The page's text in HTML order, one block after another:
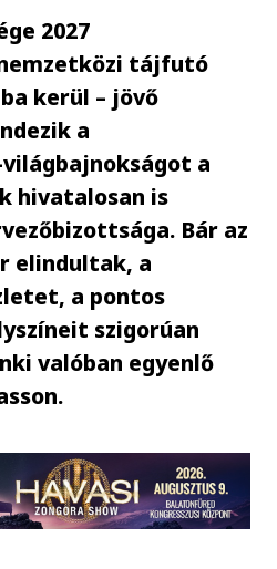
2027
tájfutó
kerül – jövő
a
a
hivatalosan is
Bár az
elindultak, a
a pontos
szigorúan
valóban egyenlő